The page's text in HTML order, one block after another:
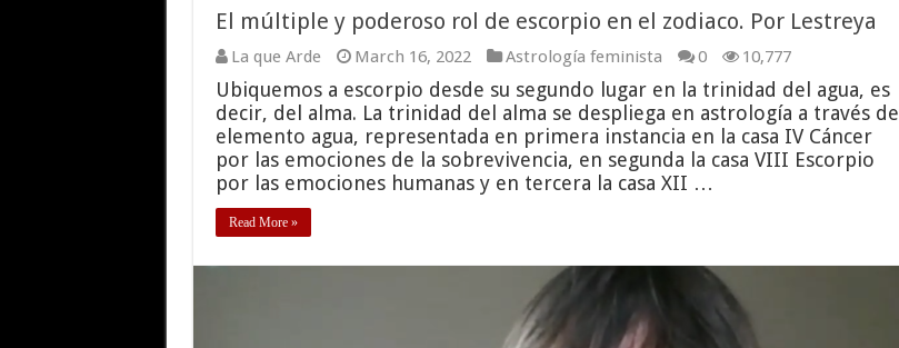
El múltiple y poderoso rol de escorpio en el zodiaco. Por Lestreya
La que Arde March 16, 2022 Astrología feminista 0 10,777
Ubiquemos a escorpio desde su segundo lugar en la trinidad del agua, es
decir, del alma. La trinidad del alma se despliega en astrología a través del
elemento agua, representada en primera instancia en la casa IV Cáncer
por las emociones de la sobrevivencia, en segunda la casa VIII Escorpio
por las emociones humanas y en tercera la casa XII …
Read More »